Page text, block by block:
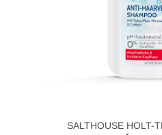
SALTHOUSE HOLT-